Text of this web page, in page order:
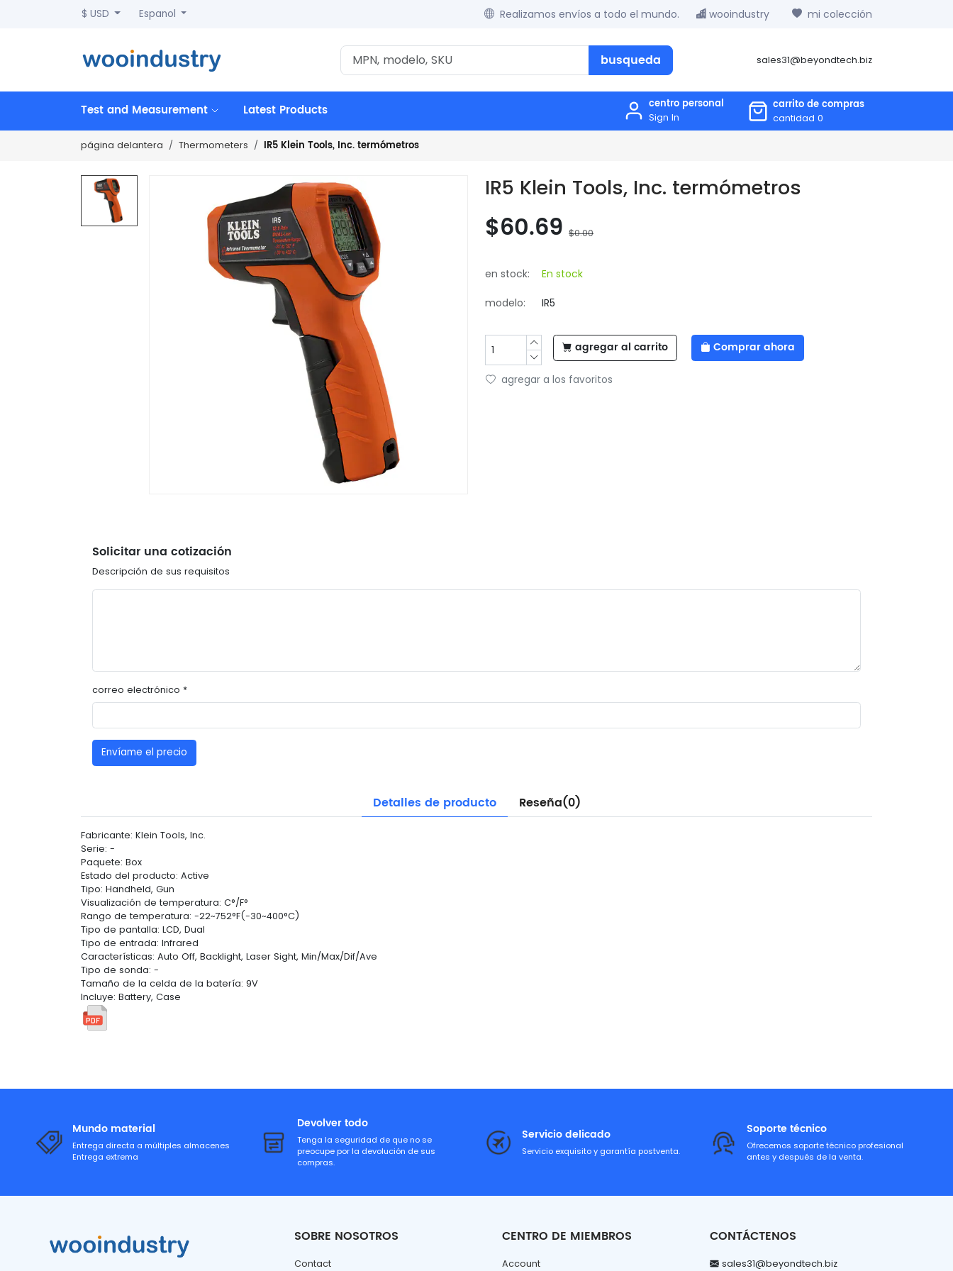
$ USD Espanol Realizamos envíos a todo el mundo. wooindustry mi colección
busqueda sales31@beyondtech.biz
Test and Measurement Latest Products centro personal
Sign In
carrito de compras
cantidad 0
página delantera Thermometers IR5 Klein Tools, Inc. termómetros
IR5 Klein Tools, Inc. termómetros
$60.69 $0.00
en stock: En stock
modelo: IR5
agregar al carrito Comprar ahora
agregar a los favoritos
Solicitar una cotización
Descripción de sus requisitos
correo electrónico *
Envíame el precio
Detalles de producto Reseña(0)
Fabricante: Klein Tools, Inc.
Serie: -
Paquete: Box
Estado del producto: Active
Tipo: Handheld, Gun
Visualización de temperatura: C°/F°
Rango de temperatura: -22~752°F(-30~400°C)
Tipo de pantalla: LCD, Dual
Tipo de entrada: Infrared
Características: Auto Off, Backlight, Laser Sight, Min/Max/Dif/Ave
Tipo de sonda: -
Tamaño de la celda de la batería: 9V
Incluye: Battery, Case
Mundo material
Entrega directa a múltiples almacenes
Entrega extrema
Devolver todo
Tenga la seguridad de que no se
preocupe por la devolución de sus
compras.
Servicio delicado
Servicio exquisito y garantía postventa.
Soporte técnico
Ofrecemos soporte técnico profesional
antes y después de la venta.
SOBRE NOSOTROS
Contact
CENTRO DE MIEMBROS
Account
CONTÁCTENOS
sales31@beyondtech.biz